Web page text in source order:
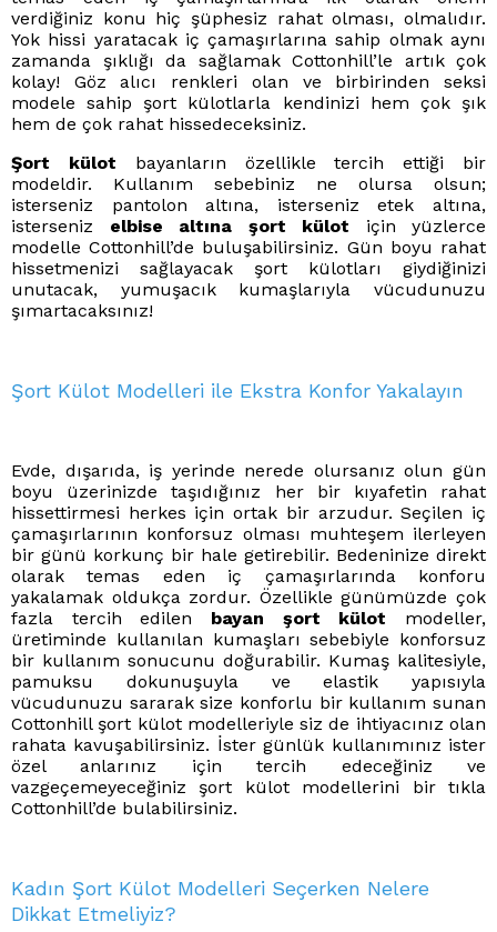
verdiğiniz konu hiç şüphesiz rahat olması, olmalıdır.
Yok hissi yaratacak iç çamaşırlarına sahip olmak aynı
zamanda şıklığı da sağlamak Cottonhill’le artık çok
kolay! Göz alıcı renkleri olan ve birbirinden seksi
modele sahip şort külotlarla kendinizi hem çok şık
hem de çok rahat hissedeceksiniz.
Şort külot bayanların özellikle tercih ettiği bir
modeldir. Kullanım sebebiniz ne olursa olsun;
isterseniz pantolon altına, isterseniz etek altına,
isterseniz elbise altına şort külot için yüzlerce
modelle Cottonhill’de buluşabilirsiniz. Gün boyu rahat
hissetmenizi sağlayacak şort külotları giydiğinizi
unutacak, yumuşacık kumaşlarıyla vücudunuzu
şımartacaksınız!
Şort Külot Modelleri ile Ekstra Konfor Yakalayın
Evde, dışarıda, iş yerinde nerede olursanız olun gün
boyu üzerinizde taşıdığınız her bir kıyafetin rahat
hissettirmesi herkes için ortak bir arzudur. Seçilen iç
çamaşırlarının konforsuz olması muhteşem ilerleyen
bir günü korkunç bir hale getirebilir. Bedeninize direkt
olarak temas eden iç çamaşırlarında konforu
yakalamak oldukça zordur. Özellikle günümüzde çok
fazla tercih edilen bayan şort külot modeller,
üretiminde kullanılan kumaşları sebebiyle konforsuz
bir kullanım sonucunu doğurabilir. Kumaş kalitesiyle,
pamuksu dokunuşuyla ve elastik yapısıyla
vücudunuzu sararak size konforlu bir kullanım sunan
Cottonhill şort külot modelleriyle siz de ihtiyacınız olan
rahata kavuşabilirsiniz. İster günlük kullanımınız ister
özel anlarınız için tercih edeceğiniz ve
vazgeçemeyeceğiniz şort külot modellerini bir tıkla
Cottonhill’de bulabilirsiniz.
Kadın Şort Külot Modelleri Seçerken Nelere
Dikkat Etmeliyiz?